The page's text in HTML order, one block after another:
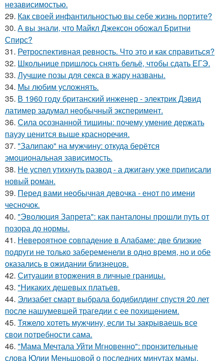
независимостью.
29. Как своей инфантильностью вы себе жизнь портите?
30. А вы знали, что Майкл Джексон обожал Бритни
Спирс?
31. Ретроспективная ревность. Что это и как справиться?
32. Школьнице пришлось снять бельё, чтобы сдать ЕГЭ.
33. Лучшие позы для секса в жару названы.
34. Мы любим усложнять.
35. В 1960 году британский инженер - электрик Дэвид
латимер задумал необычный эксперимент.
36. Сила осознанной тишины: почему умение держать
паузу ценится выше красноречия.
37. "Залипаю" на мужчину: откуда берётся
эмоциональная зависимость.
38. Не успел утихнуть развод - а джигану уже приписали
новый роман.
39. Перед вами необычная девочка - енот по имени
чесночок.
40. "Эволюция Запрета": как панталоны прошли путь от
позора до нормы.
41. Невероятное совпадение в Алабаме: две близкие
подруги не только забеременели в одно время, но и обе
оказались в ожидании близнецов.
42. Ситуации вторжения в личные границы.
43. "Никаких дешевых платьев.
44. Элизабет смарт выбрала бодибилдинг спустя 20 лет
после нашумевшей трагедии с ее похищением.
45. Тяжело хотеть мужчину, если ты закрываешь все
свои потребности сама.
46. "Мама Мечтала Уйти Мгновенно": пронзительные
слова Юлии Меньшовой о последних минутах мамы.